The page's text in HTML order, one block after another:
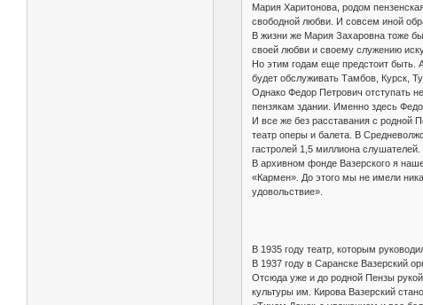
Мария Харитонова, родом
свободной любви. И совсем иной
В жизни же Мария Захаровна тоже
своей любви и своему служению
Но этим годам еще предстоит быть.
будет обслуживать Тамбов, Курск,
Однако Федор Петрович отступать
пензякам здании. Именно здесь
И все же без расставания с родной
театр оперы и балета. В
гастролей 1,5 миллиона слушателей.
В архивном фонде Вазерского я
«Кармен». До этого мы не имели
удовольствие».
В 1935 году театр, которым
В 1937 году в Саранске Вазерский
Отсюда уже и до родной Пензы
культуры им. Кирова Вазерский